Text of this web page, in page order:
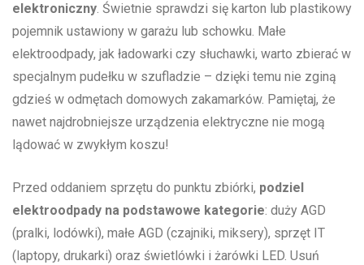
elektroniczny. Świetnie sprawdzi się karton ‌lub plastikowy
pojemnik ustawiony w garażu lub schowku. Małe
elektroodpady, jak ładowarki czy słuchawki,‍ warto zbierać w
specjalnym pudełku⁣ w szufladzie⁤ – dzięki temu nie zginą
gdzieś w odmętach domowych zakamarków. Pamiętaj,⁣ że
nawet najdrobniejsze⁤ urządzenia elektryczne nie mogą
lądować w zwykłym koszu!
Przed oddaniem sprzętu do punktu zbiórki, podziel
elektroodpady na podstawowe kategorie: duży AGD
(pralki, lodówki),⁤ małe AGD (czajniki, miksery), sprzęt IT
(laptopy, drukarki) oraz świetlówki i żarówki‍ LED. Usuń